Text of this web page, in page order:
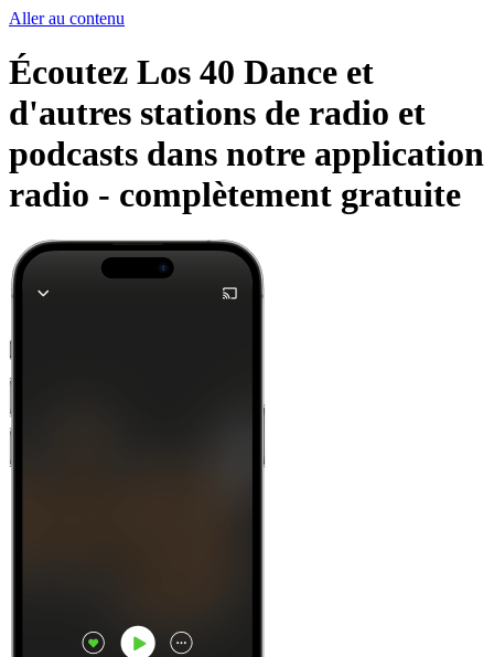
Aller au contenu
Écoutez Los 40 Dance et
d'autres stations de radio et
podcasts dans notre application
radio - complètement gratuite